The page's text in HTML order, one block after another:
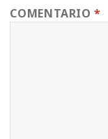
COMENTARIO*